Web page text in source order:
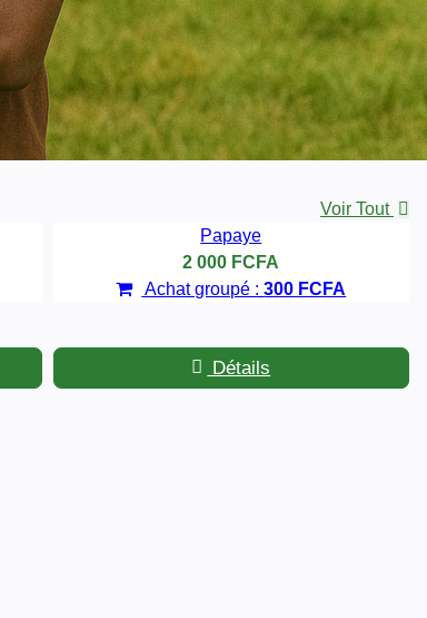
Voir Tout
Papaye
2 000 FCFA
Achat groupé :300 FCFA
Détails